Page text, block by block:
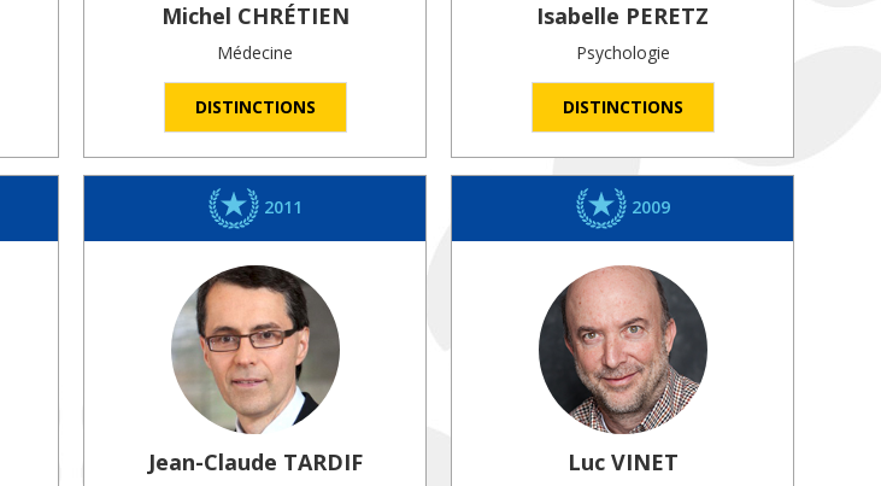
Michel CHRÉTIEN
Médecine
DISTINCTIONS
Isabelle PERETZ
Psychologie
DISTINCTIONS
2011
Jean-Claude TARDIF
2009
Luc VINET